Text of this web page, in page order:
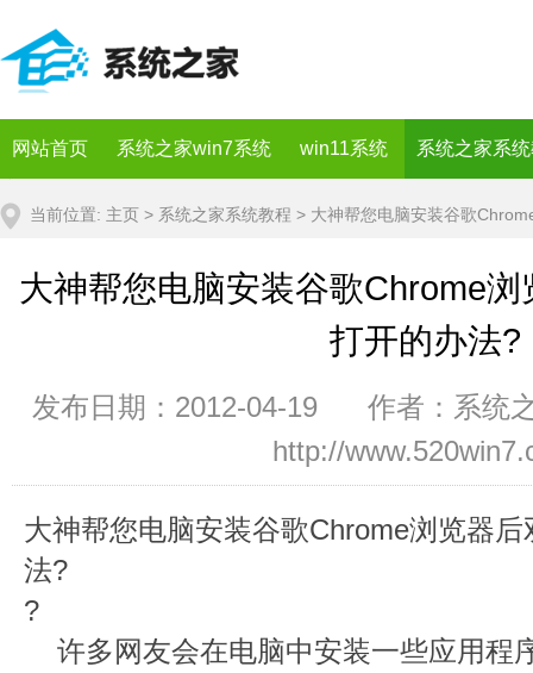
网站首页 系统之家win7系统 win11系统 系统之家系
当前位置: 主页 > 系统之家系统教程 > 大神帮您电脑安装谷歌
大神帮您电脑安装谷歌Chrome
打开的办法?
发布日期：2012-04-19 作者：系
http://
大神帮您电脑安装谷歌Chrome浏览器
法?
?
许多网友会在电脑中安装一些应用程